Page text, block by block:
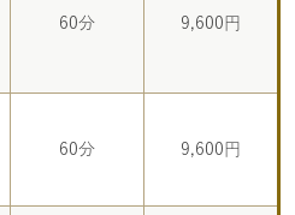
60分 9,600円
60分 9,600円